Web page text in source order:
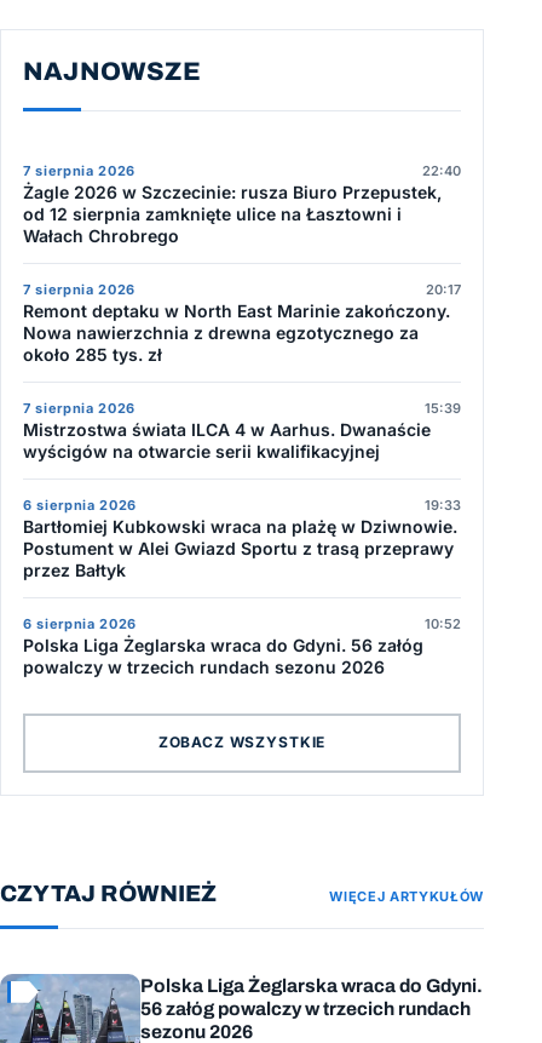
NAJNOWSZE
7 sierpnia 2026 22:40
Żagle 2026 w Szczecinie: rusza Biuro Przepustek,
od 12 sierpnia zamknięte ulice na Łasztowni i
Wałach Chrobrego
7 sierpnia 2026 20:17
Remont deptaku w North East Marinie zakończony.
Nowa nawierzchnia z drewna egzotycznego za
około 285 tys. zł
7 sierpnia 2026 15:39
Mistrzostwa świata ILCA 4 w Aarhus. Dwanaście
wyścigów na otwarcie serii kwalifikacyjnej
6 sierpnia 2026 19:33
Bartłomiej Kubkowski wraca na plażę w Dziwnowie.
Postument w Alei Gwiazd Sportu z trasą przeprawy
przez Bałtyk
6 sierpnia 2026 10:52
Polska Liga Żeglarska wraca do Gdyni. 56 załóg
powalczy w trzecich rundach sezonu 2026
ZOBACZ WSZYSTKIE
CZYTAJ RÓWNIEŻ WIĘCEJ ARTYKUŁÓW
Polska Liga Żeglarska wraca do Gdyni.
56 załóg powalczy w trzecich rundach
sezonu 2026